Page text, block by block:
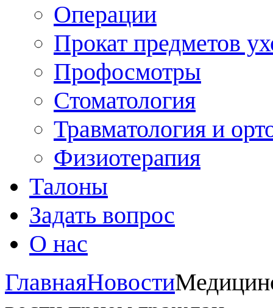
Операции
Прокат предметов
Профосмотры
Стоматология
Травматология и
Физиотерапия
Талоны
Задать вопрос
О нас
ГлавнаяНовости